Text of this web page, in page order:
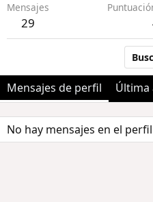
Mensajes
29
Mensajes de perfil Última
No hay mensajes en el